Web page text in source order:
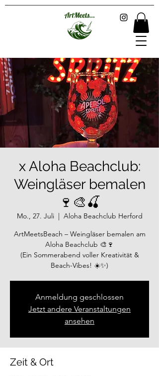
x Aloha Beachclub:
Weingläser bemalen
🍷🎨🍒
Mo., 27. Juli
  |
Aloha Beachclub Herford
ArtMeetsBeach – Weingläser bemalen am
Aloha Beachclub 🎨🍷
(Ein Sommerabend voller Kreativität &
Beach-Vibes! ☀️✨)
Anmeldung geschlossen
Jetzt andere Veranstaltungen
ansehen
Zeit & Ort